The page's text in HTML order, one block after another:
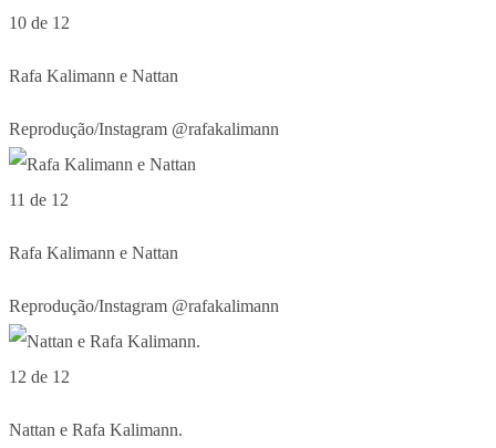
10 de 12
Rafa Kalimann e Nattan
Reprodução/Instagram @rafakalimann
11 de 12
Rafa Kalimann e Nattan
Reprodução/Instagram @rafakalimann
12 de 12
Nattan e Rafa Kalimann.